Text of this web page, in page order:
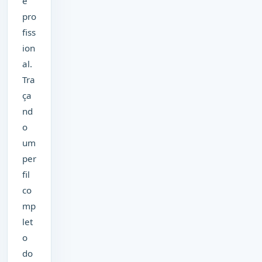
pro
fiss
ion
al.
Tra
ça
nd
o
um
per
fil
co
mp
let
o
do